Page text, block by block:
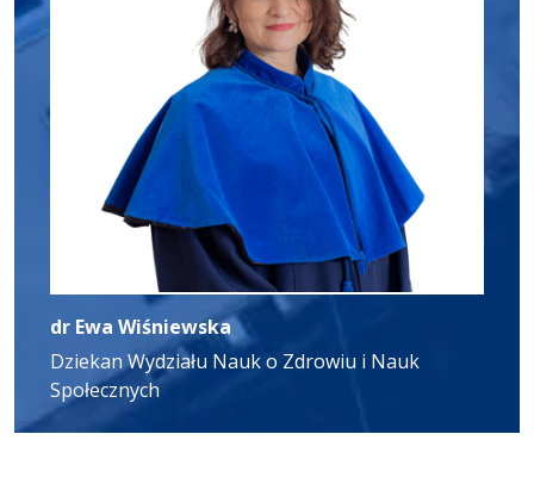
dr Ewa Wiśniewska
Dziekan Wydziału Nauk o Zdrowiu i Nauk
Społecznych